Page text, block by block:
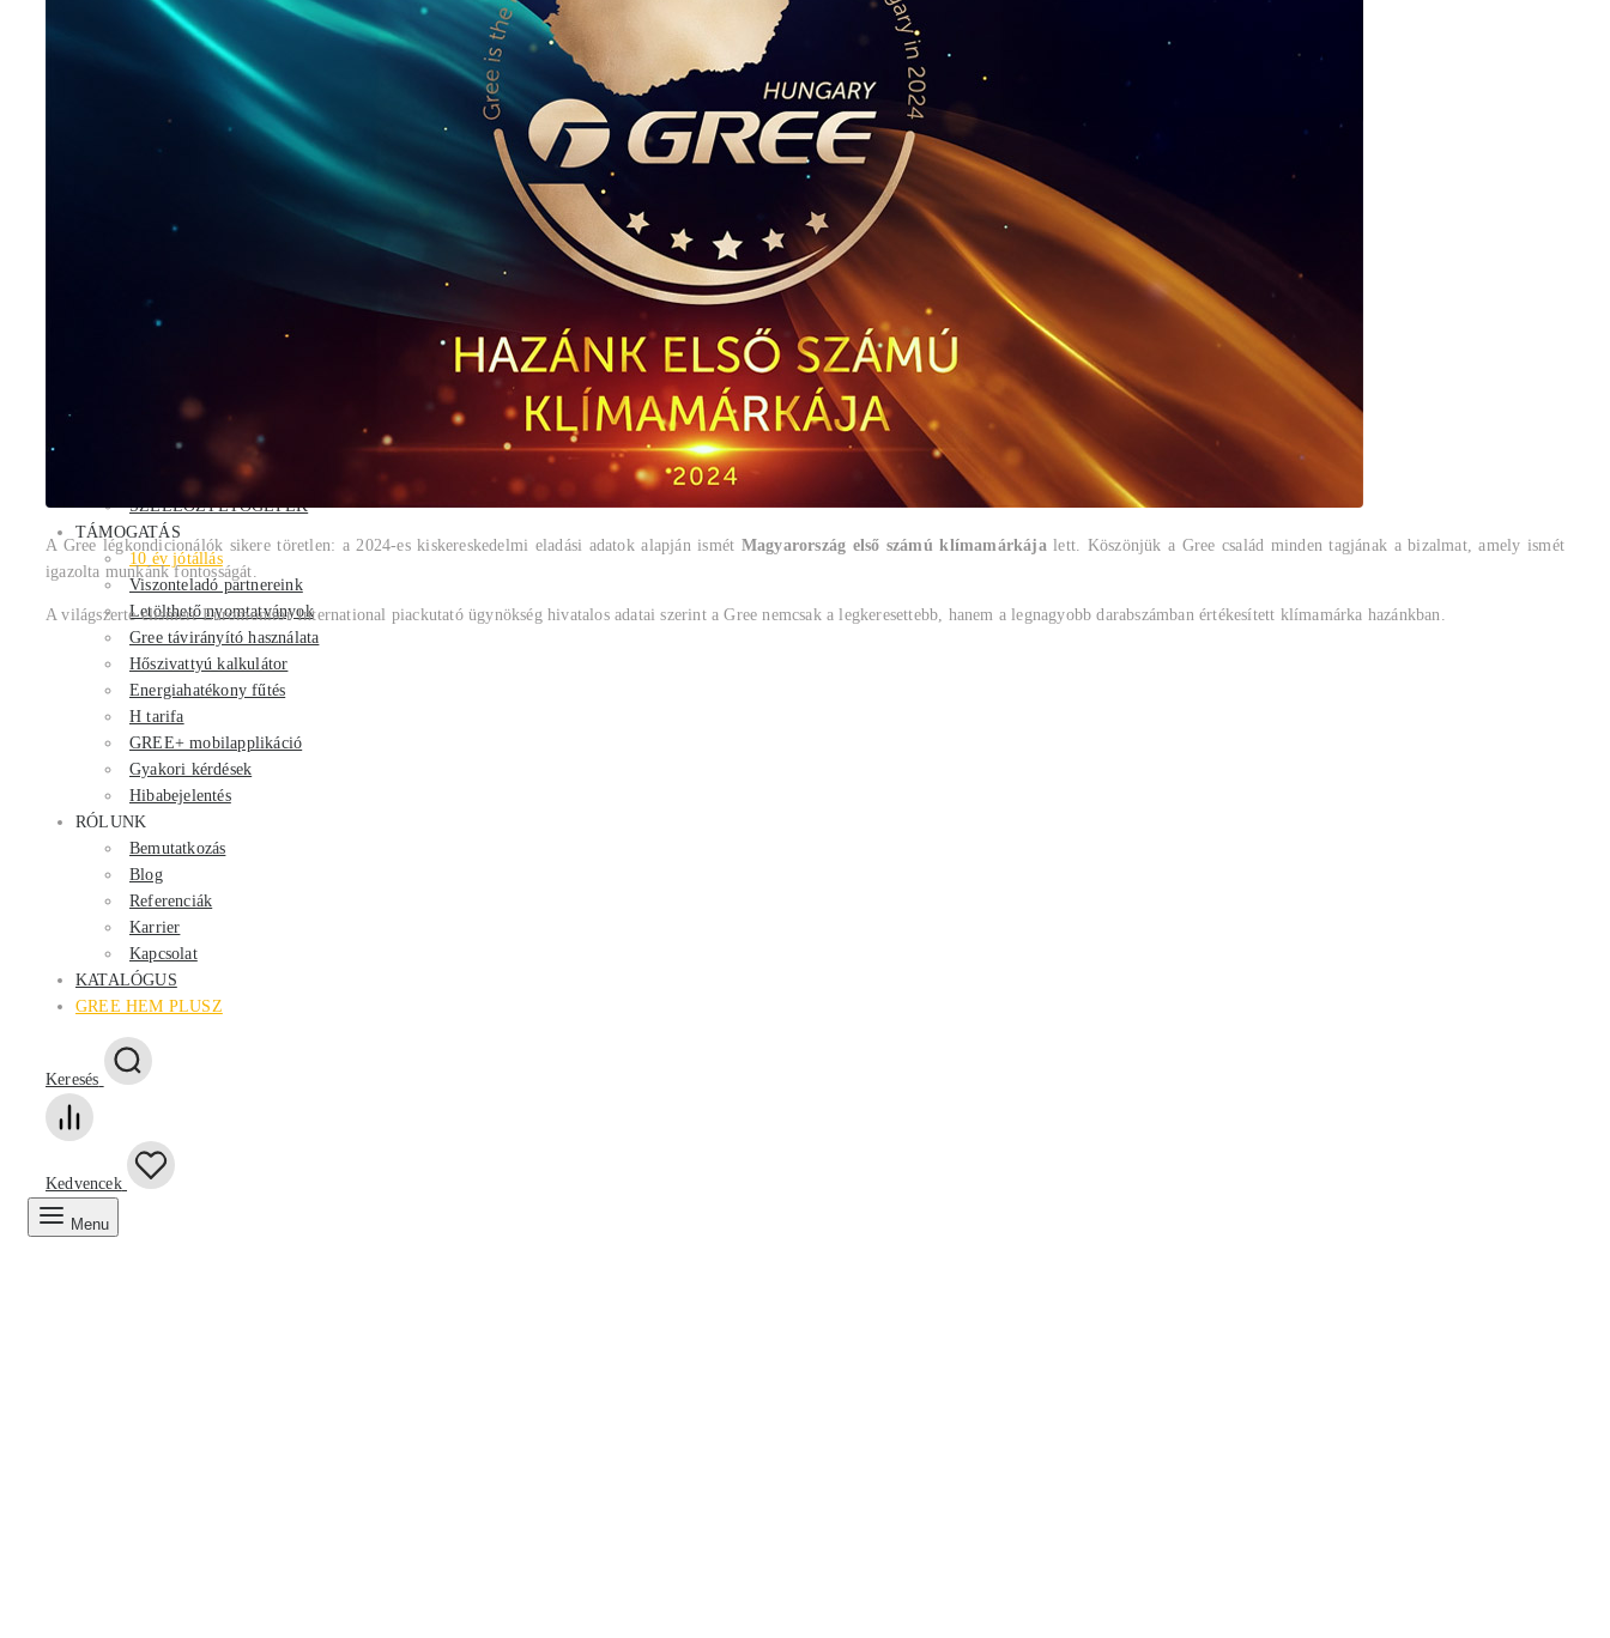
Airy
Amber Royal
KERESKEDELMI KLÍMÁK
HydroMulti
FM multi
Parapet
GMV RENDSZEREK
GMV beltéri egység
GMV kiegészítők
SZELLŐZTETŐGÉPEK
TÁMOGATÁS
10 év jótállás
Viszonteladó partnereink
Letölthető nyomtatványok
Gree távirányító használata
Hőszivattyú kalkulátor
Energiahatékony fűtés
H tarifa
GREE+ mobilapplikáció
Gyakori kérdések
Hibabejelentés
RÓLUNK
Bemutatkozás
Blog
Referenciák
Karrier
Kapcsolat
KATALÓGUS
GREE HEM PLUSZ
Keresés
Kedvencek
Menu
A Gree légkondicionálók sikere töretlen: a 2024-es kiskereskedelmi eladási adatok alapján ismét Magyarország első számú klímamárkájalett. Köszönjük a Gree család minden tagjának a bizalmat, amely ismét
igazolta munkánk fontosságát.
A világszerte elismert Euromonitor International piackutató ügynökség hivatalos adatai szerint a Gree nemcsak a legkeresettebb, hanem a legnagyobb darabszámban értékesített klímamárka hazánkban.